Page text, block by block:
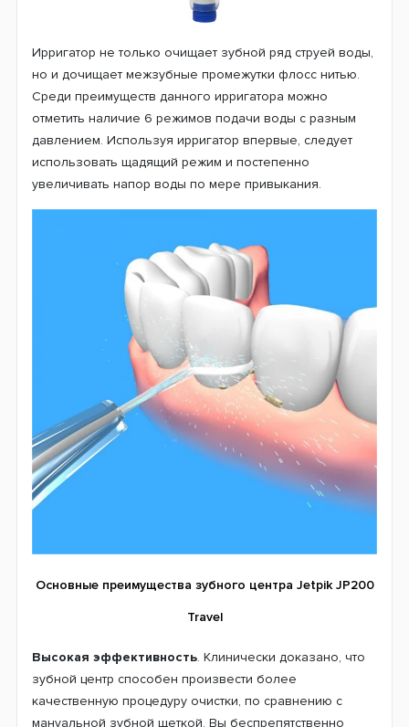
Ирригатор не только очищает зубной ряд струей воды,
но и дочищает межзубные промежутки флосс нитью.
Среди преимуществ данного ирригатора можно
отметить наличие 6 режимов подачи воды с разным
давлением. Используя ирригатор впервые, следует
использовать щадящий режим и постепенно
увеличивать напор воды по мере привыкания.
Основные преимущества зубного центра Jetpik JP200
Travel
Высокая эффективность. Клинически доказано, что
зубной центр способен произвести более
качественную процедуру очистки, по сравнению с
мануальной зубной щеткой. Вы беспрепятственно